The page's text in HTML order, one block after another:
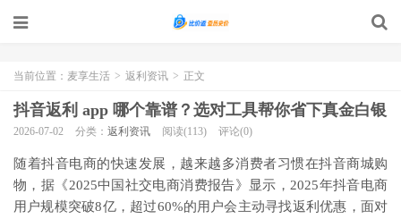
当前位置： 麦享生活 > 返利资讯 > 正文
抖音返利 app 哪个靠谱？选对工具帮你省下真金白银
2026-07-02 分类： 返利资讯 阅读(113) 评论(0)
随着抖音电商的快速发展，越来越多消费者习惯在抖音商城购
物，据《2025中国社交电商消费报告》显示，2025年抖音电商
用户规模突破8亿，超过60%的用户会主动寻找返利优惠，面对